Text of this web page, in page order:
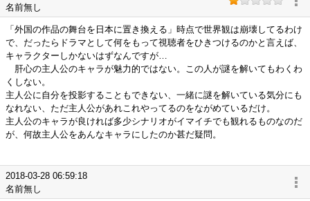
名前無し
「外国の作品の舞台を日本に置き換える」時点で世界観は崩壊してるわけ
で、だったらドラマとして何をもって視聴者をひきつけるのかと言えば、
キャラクターしかないはずなんですが…
肝心の主人公のキャラが魅力的ではない。この人が謎を解いてもわくわ
くしない。
主人公に自分を投影することもできない、一緒に謎を解いている気分にも
なれない、ただ主人公があれこれやってるのをながめているだけ。
主人公のキャラが良ければ多少シナリオがイマイチでも観れるものなのだ
が、何故主人公をあんなキャラにしたのか甚だ疑問。
2018-03-28 06:59:18
名前無し